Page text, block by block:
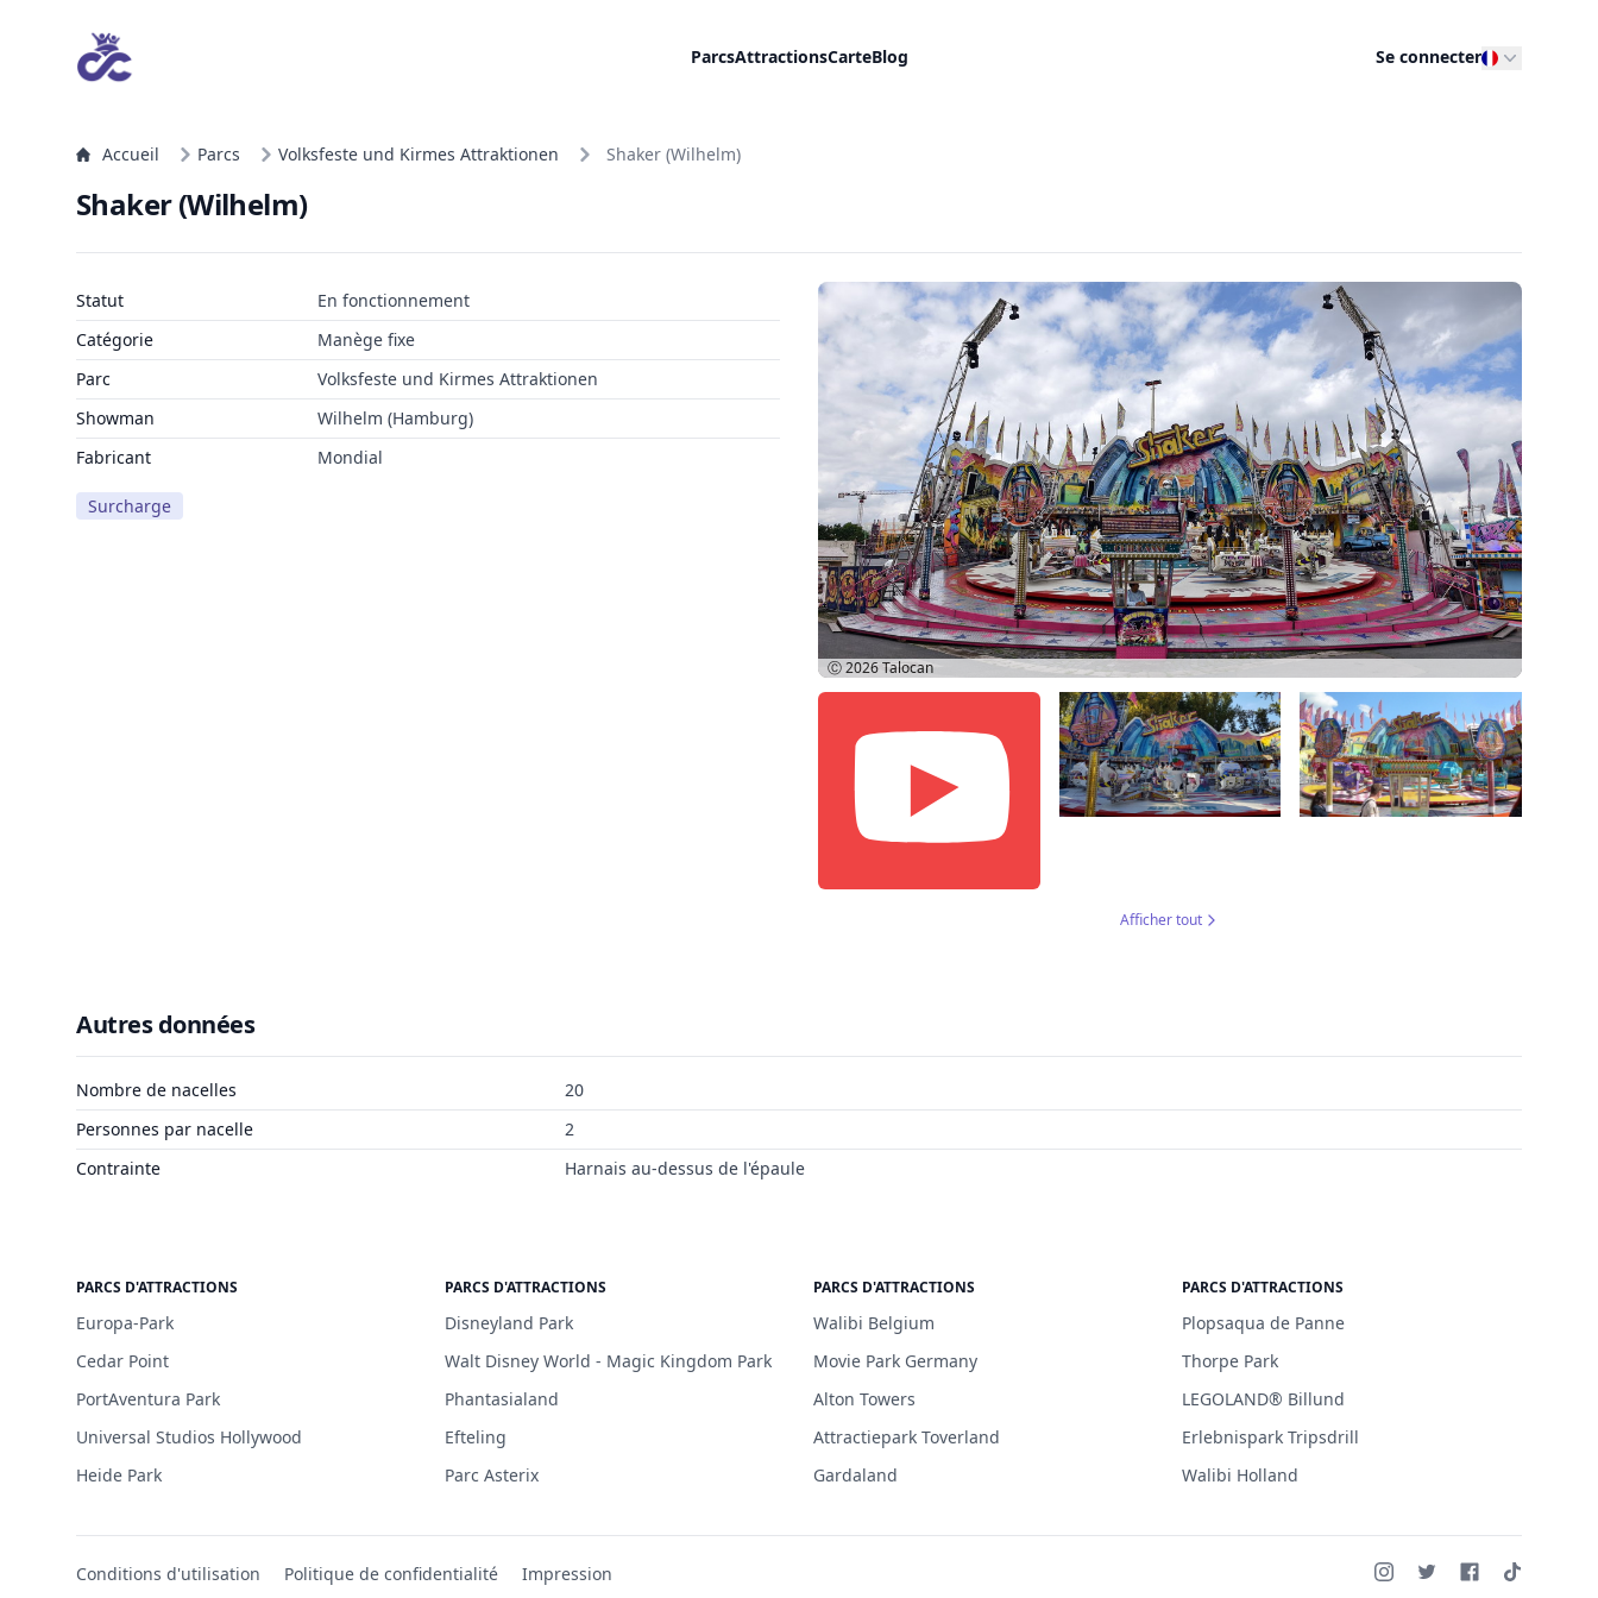
ParcsAttractionsCarteBlog Se connecter
Accueil Parcs Volksfeste und Kirmes Attraktionen Shaker (Wilhelm)
Shaker (Wilhelm)
Statut
En fonctionnement
Catégorie
Manège fixe
Parc
Volksfeste und Kirmes Attraktionen
Showman
Wilhelm (Hamburg)
Fabricant
Mondial
Surcharge
Ⓒ 2026Talocan
Afficher tout
Autres données
Nombre de nacelles
20
Personnes par nacelle
2
Contrainte
Harnais au-dessus de l'épaule
PARCS D'ATTRACTIONS
Europa-Park
Cedar Point
PortAventura Park
Universal Studios Hollywood
Heide Park
PARCS D'ATTRACTIONS
Disneyland Park
Walt Disney World - Magic Kingdom Park
Phantasialand
Efteling
Parc Asterix
PARCS D'ATTRACTIONS
Walibi Belgium
Movie Park Germany
Alton Towers
Attractiepark Toverland
Gardaland
PARCS D'ATTRACTIONS
Plopsaqua de Panne
Thorpe Park
LEGOLAND® Billund
Erlebnispark Tripsdrill
Walibi Holland
Conditions d'utilisation Politique de confidentialité Impression